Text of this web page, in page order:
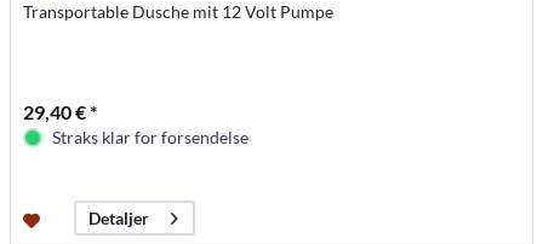
Transportable Dusche mit 12 Volt Pumpe
29,40 € *
Straks klar for forsendelse
Detaljer